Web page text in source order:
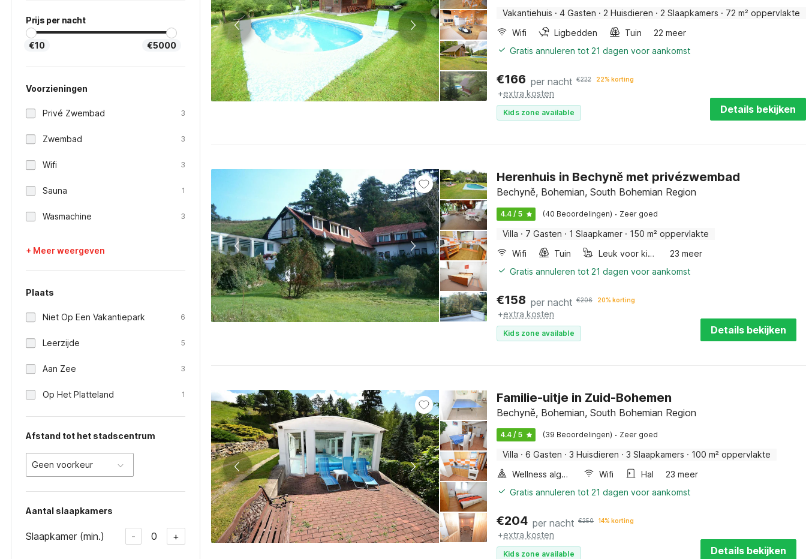
Prijs per nacht
€10 €5000
Voorzieningen
Privé Zwembad 3
Zwembad 3
Wifi 3
Sauna 1
Wasmachine 3
+ Meer weergeven
Plaats
Niet Op Een Vakantiepark 6
Leerzijde 5
Aan Zee 3
Op Het Platteland 1
Afstand tot het stadscentrum
Geen voorkeur
Aantal slaapkamers
Slaapkamer (min.) - 0 +
Vakantiehuis · 4 Gasten · 2 Huisdieren · 2 Slaapkamers · 72 m² oppervlakte
Wifi
Ligbedden Tuin
22 meer
Gratis annuleren tot 21 dagen voor aankomst
€166 per nacht €222 22% korting
+extra kosten
Kids zone available Details bekijken
Herenhuis in Bechyně met privézwembad
Bechyně, Bohemian, South Bohemian Region
4.4 / 5 (40 Beoordelingen) · Zeer goed
Villa · 7 Gasten · 1 Slaapkamer · 150 m² oppervlakte
Wifi
Tuin Leuk voor kinderen
23 meer
Gratis annuleren tot 21 dagen voor aankomst
€158 per nacht €206 20% korting
+extra kosten
Kids zone available Details bekijken
Familie-uitje in Zuid-Bohemen
Bechyně, Bohemian, South Bohemian Region
4.4 / 5 (39 Beoordelingen) · Zeer goed
Villa · 6 Gasten · 3 Huisdieren · 3 Slaapkamers · 100 m² oppervlakte
Wellness algemeen
Wifi Hal
23 meer
Gratis annuleren tot 21 dagen voor aankomst
€204 per nacht €250 14% korting
+extra kosten
Kids zone available Details bekijken